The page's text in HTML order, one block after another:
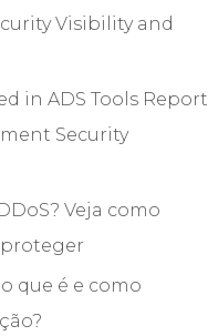
Visibility and
in ADS Tools Report
Security
Veja como
que é e como